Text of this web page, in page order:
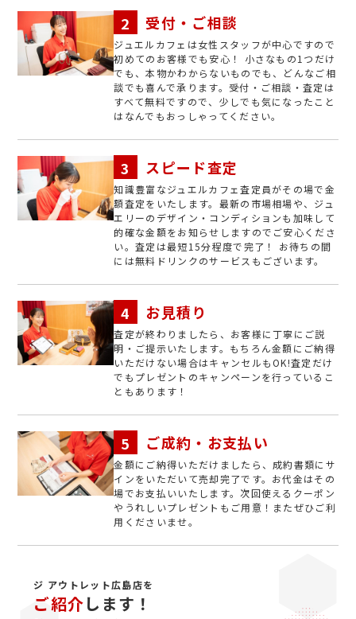
受付・ご相談
ジュエルカフェは女性スタッフが中心ですので
初めてのお客様でも安心！ 小さなもの1つだけ
でも、本物かわからないものでも、どんなご相
談でも喜んで承ります。受付・ご相談・査定は
すべて無料ですので、少しでも気になったこと
はなんでもおっしゃってください。
スピード査定
知識豊富なジュエルカフェ査定員がその場で金
額査定をいたします。最新の市場相場や、ジュ
エリーのデザイン・コンディションも加味して
的確な金額をお知らせしますのでご安心くださ
い。査定は最短15分程度で完了！ お待ちの間
には無料ドリンクのサービスもございます。
お見積り
査定が終わりましたら、お客様に丁寧にご説
明・ご提示いたします。もちろん金額にご納得
いただけない場合はキャンセルもOK!査定だけ
でもプレゼントのキャンペーンを行っているこ
ともあります！
ご成約・お支払い
金額にご納得いただけましたら、成約書類にサ
インをいただいて売却完了です。お代金はその
場でお支払いいたします。次回使えるクーポン
やうれしいプレゼントもご用意！またぜひご利
用くださいませ。
ジ アウトレット広島店を
ご紹介します！